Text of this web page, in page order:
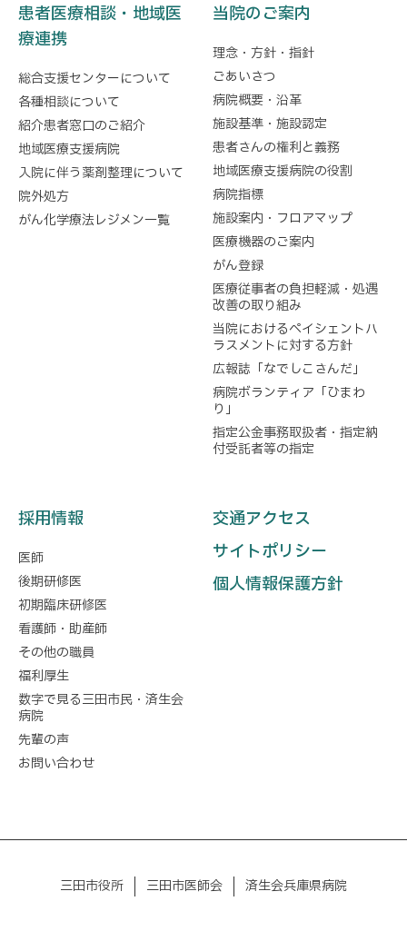
患者医療相談・地域医
療連携
総合支援センターについて
各種相談について
紹介患者窓口のご紹介
地域医療支援病院
入院に伴う薬剤整理について
院外処方
がん化学療法レジメン一覧
当院のご案内
理念・方針・指針
ごあいさつ
病院概要・沿革
施設基準・施設認定
患者さんの権利と義務
地域医療支援病院の役割
病院指標
施設案内・フロアマップ
医療機器のご案内
がん登録
医療従事者の負担軽減・処遇
改善の取り組み
当院におけるペイシェントハ
ラスメントに対する方針
広報誌「なでしこさんだ」
病院ボランティア「ひまわ
り」
指定公金事務取扱者・指定納
付受託者等の指定
採用情報
医師
後期研修医
初期臨床研修医
看護師・助産師
その他の職員
福利厚生
数字で見る三田市民・済生会
病院
先輩の声
お問い合わせ
交通アクセス
サイトポリシー
個人情報保護方針
三田市役所 三田市医師会 済生会兵庫県病院